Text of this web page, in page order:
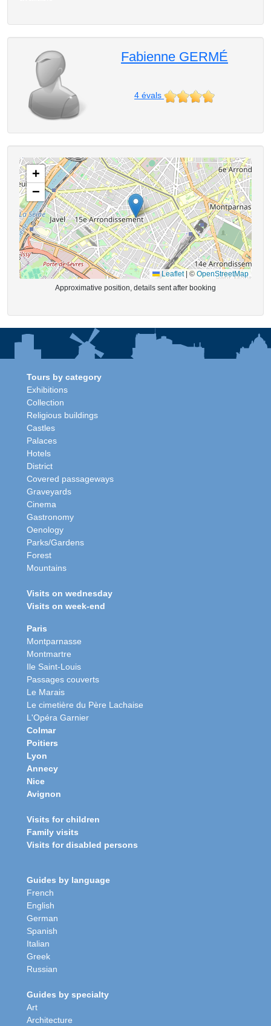
Fabienne GERMÉ
4évals
+
−
Leaflet | ©OpenStreetMap
Approximative position, details sent after booking
Tours by category
Exhibitions
Collection
Religious buildings
Castles
Palaces
Hotels
District
Covered passageways
Graveyards
Cinema
Gastronomy
Oenology
Parks/Gardens
Forest
Mountains
Visits on wednesday
Visits on week-end
Paris
Montparnasse
Montmartre
Ile Saint-Louis
Passages couverts
Le Marais
Le cimetière du Père Lachaise
L'Opéra Garnier
Colmar
Poitiers
Lyon
Annecy
Nice
Avignon
Visits for children
Family visits
Visits for disabled persons
Guides by language
French
English
German
Spanish
Italian
Greek
Russian
Guides by specialty
Art
Architecture